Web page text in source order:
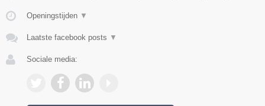
Openingstijden ▼
Laatste facebook posts ▼
Sociale media: